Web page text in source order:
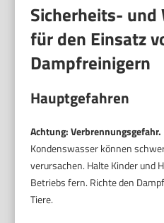
Sicherheits-
für den Einsatz
Dampfreinigern
Hauptgefahren
Achtung: Verbrennungsgefahr.
Kondenswasser können
verursachen. Halte Kinder und
Betriebs fern. Richte den
Tiere.